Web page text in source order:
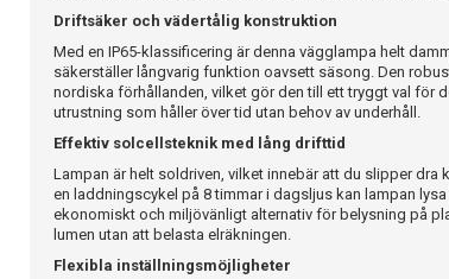
Driftsäker och vädertålig konstruktion
Med en IP65-klassificering är denna vägglampa helt
säkerställer långvarig funktion oavsett säsong. Den
nordiska förhållanden, vilket gör den till ett tryggt val för
utrustning som håller över tid utan behov av underhåll.
Effektiv solcellsteknik med lång drifttid
Lampan är helt soldriven, vilket innebär att du slipper
en laddningscykel på 8 timmar i dagsljus kan lampan
ekonomiskt och miljövänligt alternativ för belysning på
lumen utan att belasta elräkningen.
Flexibla inställningsmöjligheter